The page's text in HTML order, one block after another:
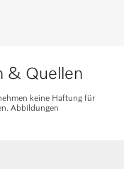
& Quellen
keine Haftung für
Abbildungen